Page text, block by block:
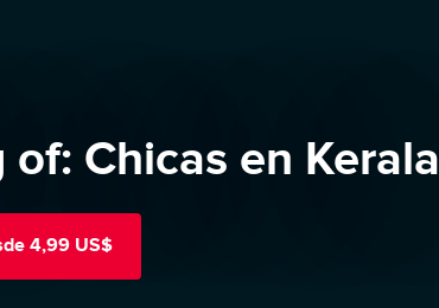
of: Chicas en Kerala
4,99 US$